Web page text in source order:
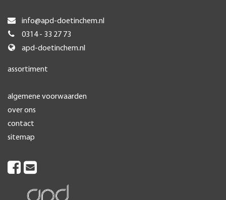
info@apd-doetinchem.nl
0314 - 33 27 73
apd-doetinchem.nl
assortiment
algemene voorwaarden
over ons
contact
sitemap